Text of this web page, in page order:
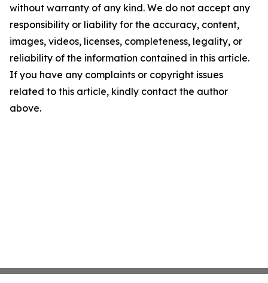
without warranty of any kind. We do not accept any
responsibility or liability for the accuracy, content,
images, videos, licenses, completeness, legality, or
reliability of the information contained in this article.
If you have any complaints or copyright issues
related to this article, kindly contact the author
above.